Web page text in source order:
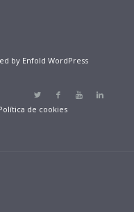
by Enfold WordPress
de cookies